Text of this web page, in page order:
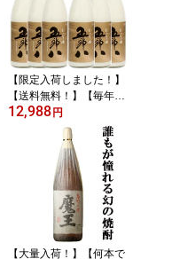
【限定入荷しました！】
【送料無料！】【毎年注
文殺到！大人気！秋冬季
限定！】菊水 五郎八
にごり酒 1800ml×6本
セット(北海道・沖縄は送
料+990円)
12,988 円
【大量入荷！】【何本で